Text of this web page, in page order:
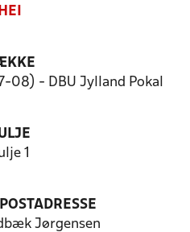
HEI
08) - DBU Jylland Pokal
1
Jørgensen